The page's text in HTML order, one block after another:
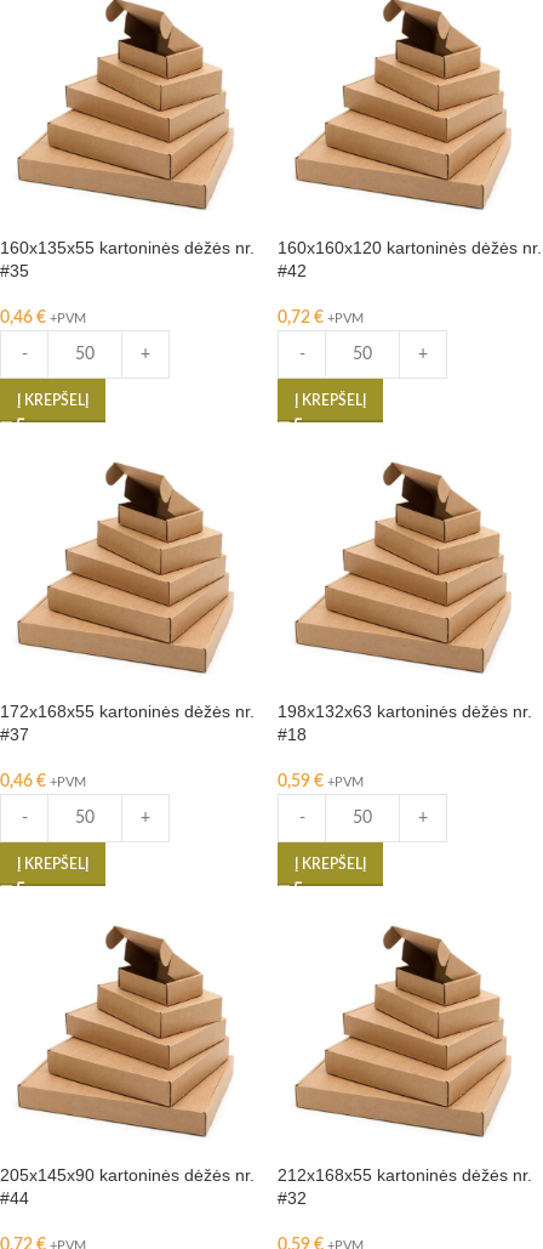
160x135x55 kartoninės dėžės nr.
#35
0,46 € +PVM
- +
Į KREPŠELĮ
160x160x120 kartoninės dėžės nr.
#42
0,72 € +PVM
- +
Į KREPŠELĮ
172x168x55 kartoninės dėžės nr.
#37
0,46 € +PVM
- +
Į KREPŠELĮ
198x132x63 kartoninės dėžės nr.
#18
0,59 € +PVM
- +
Į KREPŠELĮ
205x145x90 kartoninės dėžės nr.
#44
0,72 € +PVM
212x168x55 kartoninės dėžės nr.
#32
0,59 € +PVM